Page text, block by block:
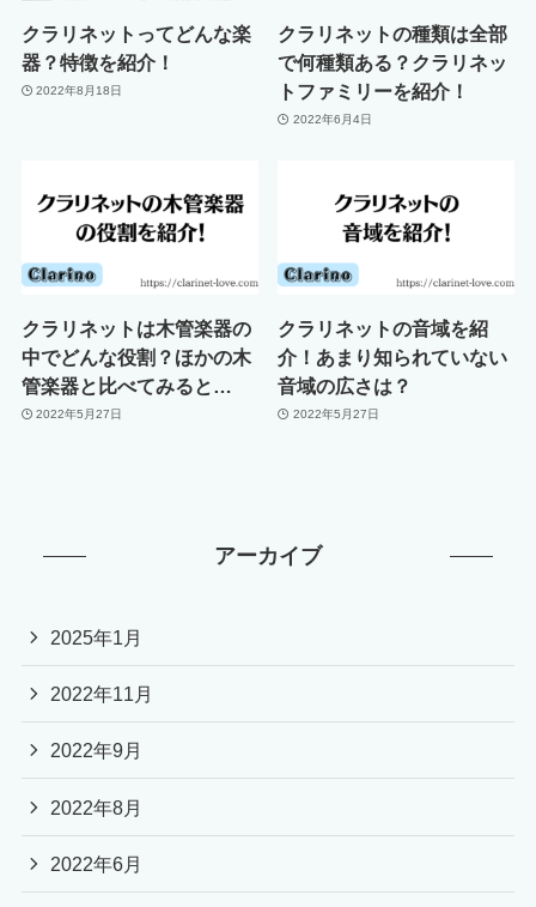
クラリネットってどんな楽
器？特徴を紹介！
2022年8月18日
クラリネットの種類は全部
で何種類ある？クラリネッ
トファミリーを紹介！
2022年6月4日
クラリネットは木管楽器の
中でどんな役割？ほかの木
管楽器と比べてみると…
2022年5月27日
クラリネットの音域を紹
介！あまり知られていない
音域の広さは？
2022年5月27日
アーカイブ
2025年1月
2022年11月
2022年9月
2022年8月
2022年6月